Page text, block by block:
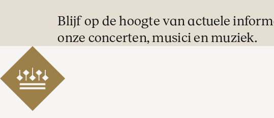
Blijf op de hoogte van actuele
onze concerten, musici en muziek.